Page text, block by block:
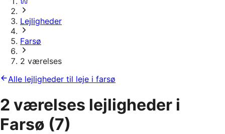
Lejligheder
Farsø
2 værelses
Alle lejligheder til leje i farsø
2 værelses lejligheder i
Farsø (7)